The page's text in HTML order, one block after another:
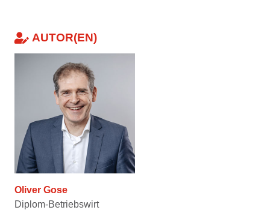
AUTOR(EN)
Oliver Gose
Diplom-Betriebswirt